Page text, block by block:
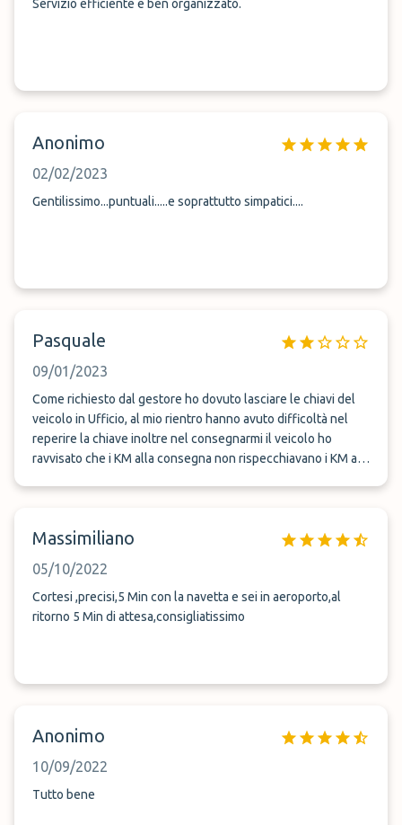
Servizio efficiente e ben organizzato.
Anonimo
02/02/2023
Gentilissimo...puntuali.....e soprattutto simpatici....
Pasquale
09/01/2023
Come richiesto dal gestore ho dovuto lasciare le chiavi del
veicolo in Ufficio, al mio rientro hanno avuto difficoltà nel
reperire la chiave inoltre nel consegnarmi il veicolo ho
ravvisato che i KM alla consegna non rispecchiavano i KM al
Massimiliano
05/10/2022
Cortesi ,precisi,5 Min con la navetta e sei in aeroporto,al
ritorno 5 Min di attesa,consigliatissimo
Anonimo
10/09/2022
Tutto bene